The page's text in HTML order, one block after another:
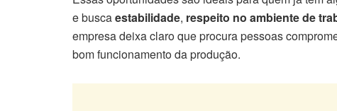
e buscaestabilidade, respeito no ambiente de
empresa deixa claro que procura pessoas
bom funcionamento da produção.